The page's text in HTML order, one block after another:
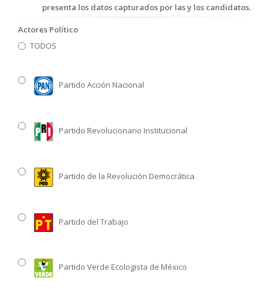
presenta los datos capturados por las y los candidatos.
Actores Político
TODOS
Partido Acción Nacional
Partido Revolucionario Institucional
Partido de la Revolución Democrática
Partido del Trabajo
Partido Verde Ecologista de México